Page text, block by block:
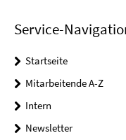
Service-
Startseite
Mitarbeitende A-Z
Intern
Newsletter